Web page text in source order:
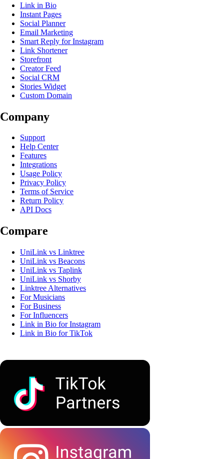
Link in Bio
Instant Pages
Social Planner
Email Marketing
Smart Reply for Instagram
Link Shortener
Storefront
Creator Feed
Social CRM
Stories Widget
Custom Domain
Company
Support
Help Center
Features
Integrations
Usage Policy
Privacy Policy
Terms of Service
Return Policy
API Docs
Compare
UniLink vs Linktree
UniLink vs Beacons
UniLink vs Taplink
UniLink vs Shorby
Linktree Alternatives
For Musicians
For Business
For Influencers
Link in Bio for Instagram
Link in Bio for TikTok